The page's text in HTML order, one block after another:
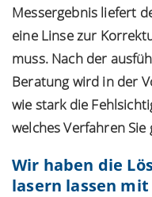
Messergebnis liefert
eine Linse zur
muss. Nach der
Beratung wird in der
wie stark die
welches Verfahren Sie
Wir haben die
lasern lassen mit